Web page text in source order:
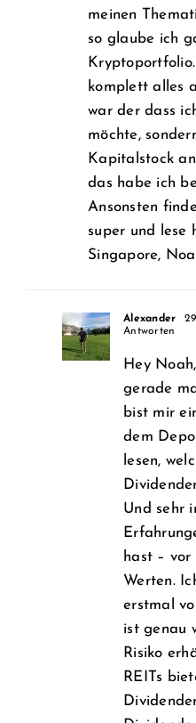
meinen
so glaube ich
komplett alles
war der dass
möchte,
Kapitalstock
das habe ich
Ansonsten
super und lese
Singapore,
Alexander
Antworten
Hey Noah,
gerade
bist mir
dem
lesen,
Und sehr
hast –
Werten.
erstmal
ist genau
Risiko
REITs